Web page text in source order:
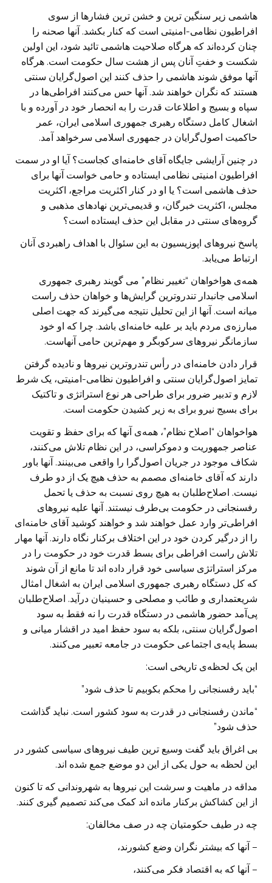
هاشمی زیر سنگین ترین و خشن ترین فشارها از سوی
افراطیون نظامی-امنیتی است که کنار بکشد. آنها صحنه را
چنان کرده‌اند که هرگاه صلاحیت هاشمی تائید شود، این اولین
شکست و خفتِ آنان پس از هشت سال حکومت است. هرگاه
آنها موفق شوند هاشمی را حذف کنند این اصول‌گرایان سنتی
هستند که نگران خواهند شد. آنها حس می‌کنند افراطی‌ها در
سپاه و بسیج و اطلاعات قدرت را به انحصار خود در آورده و با
اشغال کامل دستگاه رهبری جمهوری اسلامی ایران، عمر
حاکمیت اصول‌گرایان در جمهوری اسلامی سرخواهد آمد.
در چنین آرایشی جایگاه آقای خامنه‌ای کجاست؟ آیا او در سمت
افراطیون امنیتی نظامی ایستاده و حامی خواست آنها برای
حذف هاشمی است؟ یا او در کنار اکثریت مراجع، اکثریت
مجلس، اکثریت خبرگان، و قدیمی‌ترین نهادهای مذهبی و
گروه‌های سنتی در مقابل این حذف ایستاده است؟
پاسخ نیروهای اپوزیسیون به این سئوال با اهداف راهبردی آنان
ارتباط می‌یابد.
همه‌ی هواخواهان “تغییر نظام” می گویند رهبری جمهوری
اسلامی جانبدار تندروترین گرایش‌ها و خواهان حذف راست
میانه است. آنها از این تحلیل نتیجه می‌گیرند که جهت اصلی
مبارزه‌ی مردم باید بر علیه خامنه‌ای باشد. چرا که او خود
سازمانگر نیروهای سرکوبگر و مهم‌ترین حامی آنهاست.
قرار دادن خامنه‌ای در رأس تندروترین نیروها و نادیده گرفتن
تمایز اصول‌گرایان سنتی و افراطیون نظامی-امنیتی، یک شرط
لازم و تدبیر ضرور برای طراحی هر نوع استراتژی و تاکتیک
برای بسیج نیرو برای به زیر کشیدن حکومت است.
هواخواهان “اصلاح نظام”، همه‌ی آنها که برای حفظ و تقویت
عناصر جمهوریت و دموکراسی، در این نظام تلاش می‌کنند،
شکاف موجود در جریان اصول‌گرا را واقعی می‌بینند. آنها باور
دارند که آقای خامنه‌ای مصمم به حذف هیچ یک از دو طرف
نیست. اصلاح‌طلبان به هیچ روی نسبت به حذف یا تحمل
رفسنجانی در حکومت بی‌طرف نیستند. آنها علیه نیروهای
افراطی‌تر وارد عمل خواهند شد و خواهند کوشید آقای خامنه‌ای
را از درگیر کردن خود در این اختلاف برکنار نگاه دارند. آنها مهار
تلاش راست افراطی برای بسط قدرت خود در حکومت را در
مرکز استراتژی سیاسی خود قرار داده اند تا مانع از آن شوند
که کل دستگاه رهبری جمهوری اسلامی ایران به اشغال امثال
شریعتمداری و طائب و مصلحی و حسینیان درآید. اصلاح‌طلبان
پی‌آمد حضور هاشمی در دستگاه قدرت را نه فقط به سود
اصول‌گرایان سنتی، بلکه به سود حفظ امید در اقشار میانی و
بسط پایه‌ی اجتماعی حکومت در جامعه تعبیر می‌کنند.
این یک لحظه‌ی تاریخی است:
“باید رفسنجانی را محکم بکوبیم تا حذف شود”
“ماندن رفسنجانی در قدرت به سود کشور است. نباید گذاشت
حذف شود”
بی اغراق باید گفت وسیع ترین طیف نیروهای سیاسی کشور در
این لحظه به حول یکی از این دو موضع جمع شده اند.
مداقه در ماهیت و سرشت این نیروها به شهروندانی که تا کنون
از این کشاکش برکنار مانده اند کمک می‌کند تصمیم گیری کنند.
چه در طیف حکومتیان چه در صف مخالفان:
– آنها که بیشتر نگران وضع کشورند،
– آنها که به اقتصاد فکر می‌کنند،